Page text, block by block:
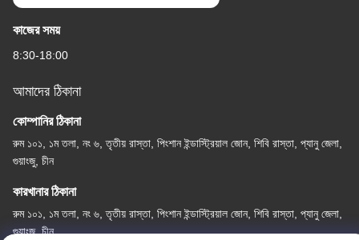
কাজের সময়
8:30-18:00
আমাদের ঠিকানা
কোম্পানির ঠিকানা
রুম ১০১, ১ম তলা, নং ৬, তৃতীয় রাস্তা, পিংশান ইন্ডাস্ট্রিয়াল জোন, শিবি রাস্তা, প্যানু জেলা,
গুয়াংজু, চীন
কারখানার ঠিকানা
রুম ১০১, ১ম তলা, নং ৬, তৃতীয় রাস্তা, পিংশান ইন্ডাস্ট্রিয়াল জোন, শিবি রাস্তা, প্যানু জেলা,
গুয়াংজু, চীন